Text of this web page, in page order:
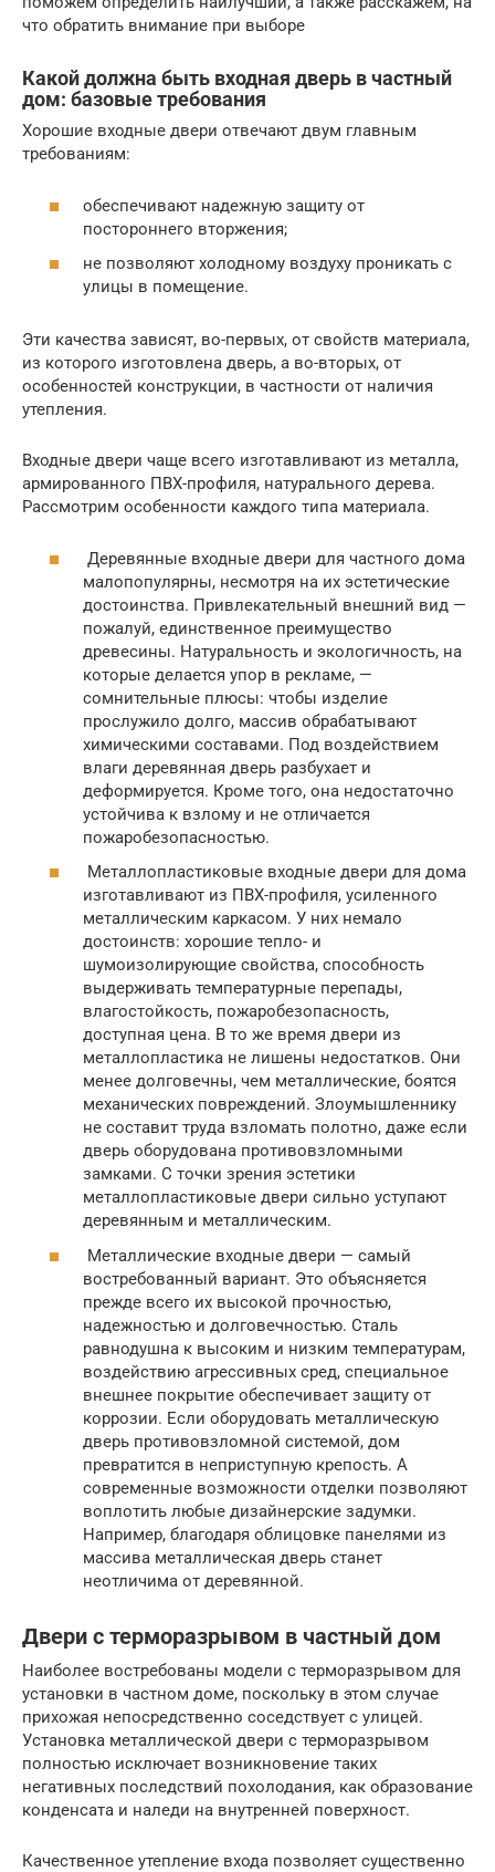
что обратить внимание при выборе
Какой должна быть входная дверь в частный
дом: базовые требования
Хорошие входные двери отвечают двум главным
требованиям:
обеспечивают надежную защиту от
постороннего вторжения;
не позволяют холодному воздуху проникать с
улицы в помещение.
Эти качества зависят, во-первых, от свойств материала,
из которого изготовлена дверь, а во-вторых, от
особенностей конструкции, в частности от наличия
утепления.
Входные двери чаще всего изготавливают из металла,
армированного ПВХ-профиля, натурального дерева.
Рассмотрим особенности каждого типа материала.
Деревянные входные двери для частного дома
малопопулярны, несмотря на их эстетические
достоинства. Привлекательный внешний вид —
пожалуй, единственное преимущество
древесины. Натуральность и экологичность, на
которые делается упор в рекламе, —
сомнительные плюсы: чтобы изделие
прослужило долго, массив обрабатывают
химическими составами. Под воздействием
влаги деревянная дверь разбухает и
деформируется. Кроме того, она недостаточно
устойчива к взлому и не отличается
пожаробезопасностью.
Металлопластиковые входные двери для дома
изготавливают из ПВХ-профиля, усиленного
металлическим каркасом. У них немало
достоинств: хорошие тепло- и
шумоизолирующие свойства, способность
выдерживать температурные перепады,
влагостойкость, пожаробезопасность,
доступная цена. В то же время двери из
металлопластика не лишены недостатков. Они
менее долговечны, чем металлические, боятся
механических повреждений. Злоумышленнику
не составит труда взломать полотно, даже если
дверь оборудована противовзломными
замками. С точки зрения эстетики
металлопластиковые двери сильно уступают
деревянным и металлическим.
Металлические входные двери — самый
востребованный вариант. Это объясняется
прежде всего их высокой прочностью,
надежностью и долговечностью. Сталь
равнодушна к высоким и низким температурам,
воздействию агрессивных сред, специальное
внешнее покрытие обеспечивает защиту от
коррозии. Если оборудовать металлическую
дверь противовзломной системой, дом
превратится в неприступную крепость. А
современные возможности отделки позволяют
воплотить любые дизайнерские задумки.
Например, благодаря облицовке панелями из
массива металлическая дверь станет
неотличима от деревянной.
Двери с терморазрывом в частный дом
Наиболее востребованы модели с терморазрывом для
установки в частном доме, поскольку в этом случае
прихожая непосредственно соседствует с улицей.
Установка металлической двери с терморазрывом
полностью исключает возникновение таких
негативных последствий похолодания, как образование
конденсата и наледи на внутренней поверхност.
Качественное утепление входа позволяет существенно